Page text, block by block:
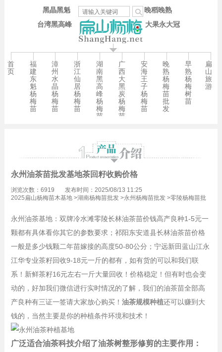
台湾黑高峰
晚稻晚熟
大果永大冠
黑晶黑魁
首
页
福
建
东
魁
杨
梅
苗
漳
州
水
晶
杨
梅
苗
浙
江
仙
居
杨
梅
苗
湖
南
黑
高
峰
杨
梅
苗
广
西
大
黑
炭
杨
梅
苗
安
海
王
子
杨
梅
苗
晚
熟
杨
梅
苗
批
发
早
熟
杨
梅
树
苗
扁
山
旅
游
永州油茶苗批发基地茶回籽收购价格
浏览次数：6919
发布时间：2025/08/13 11:25
2025扁山杨梅苗木基地>湖南杨梅苗批发>永州杨梅苗批发>零陵杨梅苗批
永州油茶基地：双牌冷水滩零陵长林油茶苗价钱高产良种1-5元一
颗都有具体看你其它的参数要求；祁阳东安道县长林油茶苗价格
一般是多少钱颗二年苗嫁接的高度50-80公分；宁远新田蓝山江永
江华专业茶籽回收9-18元一斤的都有，如有货的可以和我们联
系！新鲜茶籽16元左右一斤大量回收！价格稳定！但有时也会变
动的，好加我们微信进行实时情况的了解，我们的油茶苗全部高
产良种有三证一签请大家放心购买！ 油茶规模种植还可以赚到大
钱的，当然主要是你的种植条件环境和技术！
广泛适合油茶科技介绍了油茶树整形修剪的主要作用：